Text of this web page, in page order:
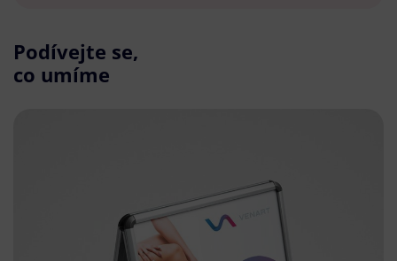
Podívejte se,
co umíme